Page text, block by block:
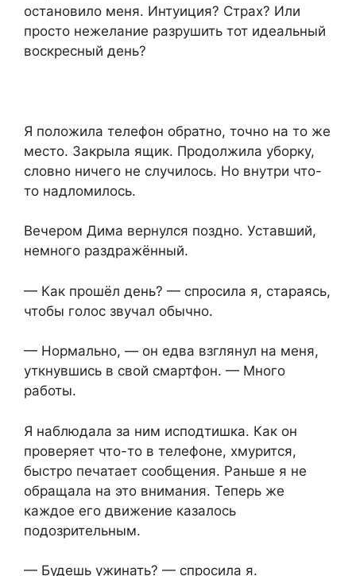
остановило меня. Интуиция? Страх? Или
просто нежелание разрушить тот идеальный
воскресный день?
Я положила телефон обратно, точно на то же
место. Закрыла ящик. Продолжила уборку,
словно ничего не случилось. Но внутри что-
то надломилось.
Вечером Дима вернулся поздно. Уставший,
немного раздражённый.
— Как прошёл день? — спросила я, стараясь,
чтобы голос звучал обычно.
— Нормально, — он едва взглянул на меня,
уткнувшись в свой смартфон. — Много
работы.
Я наблюдала за ним исподтишка. Как он
проверяет что-то в телефоне, хмурится,
быстро печатает сообщения. Раньше я не
обращала на это внимания. Теперь же
каждое его движение казалось
подозрительным.
— Будешь ужинать? — спросила я.